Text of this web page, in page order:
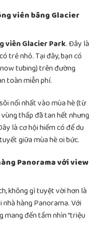
viên băng Glacier
viên Glacier Park. Đây là
trẻ nhỏ. Tại đây, bạn có
tubing) trên đường
toàn miễn phí.
nổi nhất vào mùa hè (từ
thấp đã tan hết nhưng
là cơ hội hiếm có để du
giữa mùa hè oi bức.
Panorama với view
không gì tuyệt vời hơn là
hàng Panorama. Với
mang đến tầm nhìn “triệu